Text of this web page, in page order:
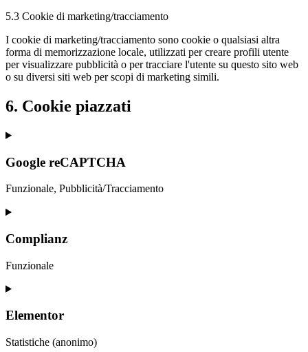
5.3 Cookie di marketing/tracciamento
I cookie di marketing/tracciamento sono cookie o qualsiasi altra
forma di memorizzazione locale, utilizzati per creare profili utente
per visualizzare pubblicità o per tracciare l'utente su questo sito web
o su diversi siti web per scopi di marketing simili.
6. Cookie piazzati
Google reCAPTCHA
Funzionale, Pubblicità/Tracciamento
Consent
service
google-
recaptcha
Complianz
Funzionale
Consent
service
Elementor
Statistiche (anonimo)